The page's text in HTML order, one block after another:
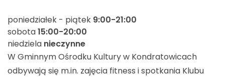
poniedziałek - piątek 9:00-21:00
sobota15:00-20:00
niedziela nieczynne
W Gminnym Ośrodku Kultury w Kondratowicach
odbywają się m.in. zajęcia fitness i spotkania Klubu